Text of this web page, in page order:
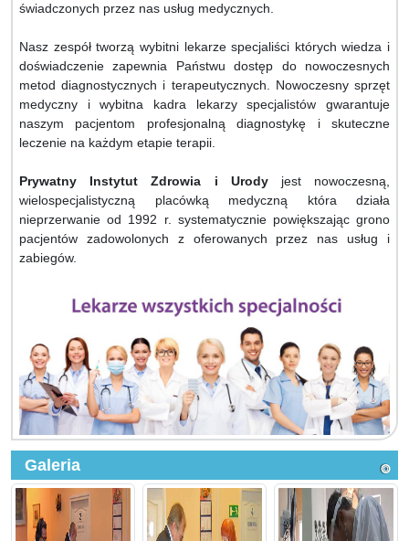
świadczonych przez nas usług medycznych.
Nasz zespół tworzą wybitni lekarze specjaliści których wiedza i
doświadczenie zapewnia Państwu dostęp do nowoczesnych
metod diagnostycznych i terapeutycznych. Nowoczesny sprzęt
medyczny i wybitna kadra lekarzy specjalistów gwarantuje
naszym pacjentom profesjonalną diagnostykę i skuteczne
leczenie na każdym etapie terapii.
Prywatny Instytut Zdrowia i Urodyjest nowoczesną,
wielospecjalistyczną placówką medyczną która działa
nieprzerwanie od 1992 r. systematycznie powiększając grono
pacjentów zadowolonych z oferowanych przez nas usług i
zabiegów.
Galeria